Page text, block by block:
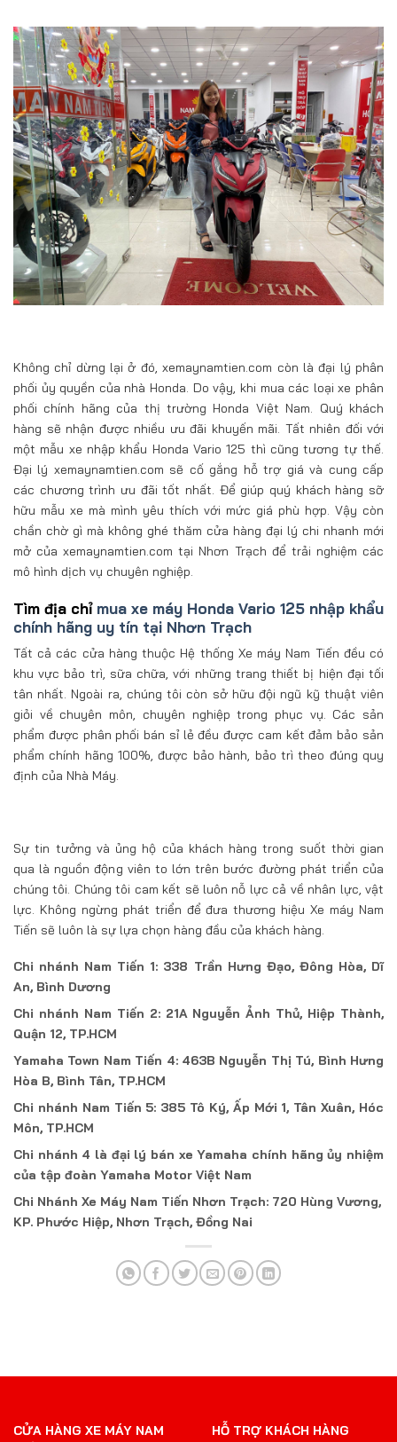
Không chỉ dừng lại ở đó, xemaynamtien.com còn là đại lý phân
phối ủy quyền của nhà Honda. Do vậy, khi mua các loại xe phân
phối chính hãng của thị trường Honda Việt Nam. Quý khách
hàng sẽ nhận được nhiều ưu đãi khuyến mãi. Tất nhiên đối với
một mẫu xe nhập khẩu Honda Vario 125 thì cũng tương tự thế.
Đại lý xemaynamtien.com sẽ cố gắng hỗ trợ giá và cung cấp
các chương trình ưu đãi tốt nhất. Để giúp quý khách hàng sỡ
hữu mẫu xe mà mình yêu thích với mức giá phù hợp. Vậy còn
chần chờ gì mà không ghé thăm cửa hàng đại lý chi nhanh mới
mở của xemaynamtien.com tại Nhơn Trạch để trải nghiệm các
mô hình dịch vụ chuyên nghiệp.
Tìm địa chỉ mua xe máy Honda Vario 125 nhập khẩu
chính hãng uy tín tại Nhơn Trạch
Tất cả các cửa hàng thuộc Hệ thống Xe máy Nam Tiến đều có
khu vực bảo trì, sữa chữa, với những trang thiết bị hiện đại tối
tân nhất. Ngoài ra, chúng tôi còn sở hữu đội ngũ kỹ thuật viên
giỏi về chuyên môn, chuyên nghiệp trong phục vụ. Các sản
phẩm được phân phối bán sỉ lẻ đều được cam kết đảm bảo sản
phẩm chính hãng 100%, được bảo hành, bảo trì theo đúng quy
định của Nhà Máy.
Sự tin tưởng và ủng hộ của khách hàng trong suốt thời gian
qua là nguồn động viên to lớn trên bước đường phát triển của
chúng tôi. Chúng tôi cam kết sẽ luôn nỗ lực cả về nhân lực, vật
lực. Không ngừng phát triển để đưa thương hiệu Xe máy Nam
Tiến sẽ luôn là sự lựa chọn hàng đầu của khách hàng.
Chi nhánh Nam Tiến 1: 338 Trần Hưng Đạo, Đông Hòa, Dĩ
An, Bình Dương
Chi nhánh Nam Tiến 2: 21A Nguyễn Ảnh Thủ, Hiệp Thành,
Quận 12, TP.HCM
Yamaha Town Nam Tiến 4: 463B Nguyễn Thị Tú, Bình Hưng
Hòa B, Bình Tân, TP.HCM
Chi nhánh Nam Tiến 5: 385 Tô Ký, Ấp Mới 1, Tân Xuân, Hóc
Môn, TP.HCM
Chi nhánh 4 là đại lý bán xe Yamaha chính hãng ủy nhiệm
của tập đoàn Yamaha Motor Việt Nam
Chi Nhánh Xe Máy Nam Tiến Nhơn Trạch: 720 Hùng Vương,
KP. Phước Hiệp, Nhơn Trạch, Đồng Nai
CỬA HÀNG XE MÁY NAM
HỖ TRỢ KHÁCH HÀNG